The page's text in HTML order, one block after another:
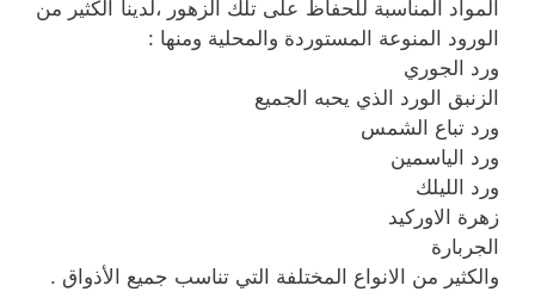
المواد المناسبة للحفاظ على تلك الزهور ،لدينا الكثير من
الورود المنوعة المستوردة والمحلية ومنها :
ورد الجوري
الزنبق الورد الذي يحبه الجميع
ورد تباع الشمس
ورد الياسمين
ورد الليلك
زهرة الاوركيد
الجربارة
والكثير من الانواع المختلفة التي تناسب جميع الأذواق .